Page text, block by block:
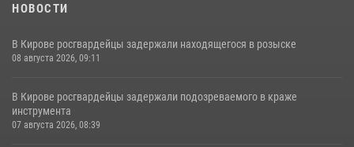
НОВОСТИ
В Кирове росгвардейцы задержали находящегося в розыске
08 августа 2026, 09:11
В Кирове росгвардейцы задержали подозреваемого в краже
инструмента
07 августа 2026, 08:39